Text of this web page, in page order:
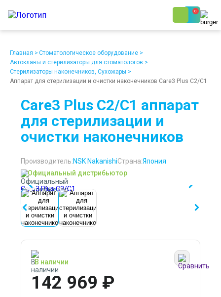
0
Ежедневно с 9:00 до 19:00
О компании
Кредит/Лизинг
Возврат
Наши клиенты
Главная > Стоматологическое оборудование >
Автоклавы и стерилизаторы для стоматологов >
Стерилизаторы наконечников, Сухожары >
Аппарат для стерилизации и очистки наконечников Care3 Plus C2/С1
Care3 Plus C2/С1 аппарат
для стерилизации и
очистки наконечников
Производитель:NSK NakanishiСтрана:Япония
Официальный дистрибьютор
В наличии
142 969 ₽